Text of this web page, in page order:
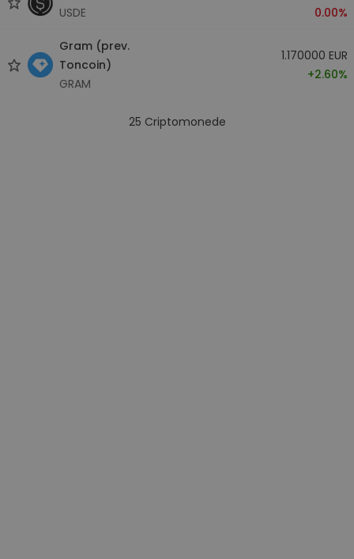
USDE
0.00%
Gram (prev.
Toncoin)
GRAM
1.170000 EUR
+2.60%
25 Criptomonede